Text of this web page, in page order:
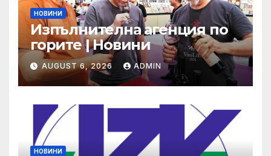
НОВИНИ
Изпълнителна агенция по
горите | Новини
AUGUST 6, 2026 ADMIN
НОВИНИ